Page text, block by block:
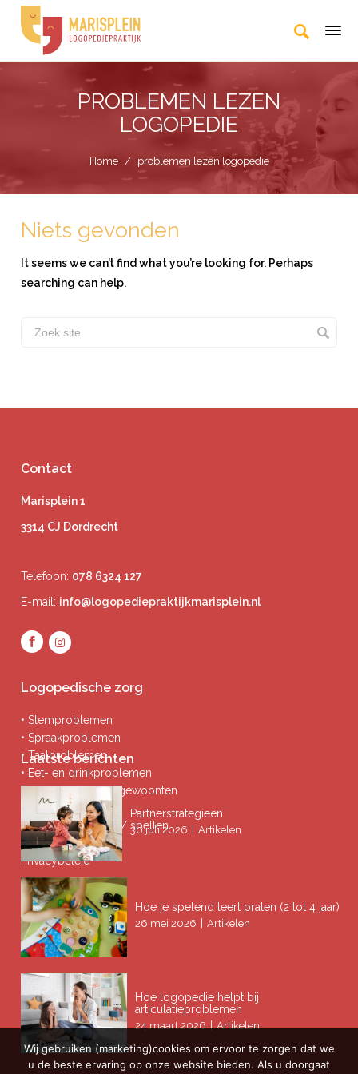
PROBLEMEN LEZEN
LOGOPEDIE
Home / problemen lezen logopedie
Niets gevonden
It seems we can’t find what you’re looking for. Perhaps
searching can help.
Contact
Marisplein 1
3314 CJ Dordrecht
Telefoon: 078 6324 127
E-mail: info@logopediepraktijkmarisplein.nl
Logopedische zorg
• Stemproblemen
• Spraakproblemen
• Taalproblemen
• Eet- en drinkproblemen
• Afwijkende mondgewoonten
• Ademproblemen
• Problemen lezen / spellen
Privacybeleid
Laatste berichten
Partnerstrategieën
30 juli 2026 Artikelen
Hoe je spelend leert praten (2 tot 4 jaar)
26 mei 2026 Artikelen
Hoe logopedie helpt bij
articulatieproblemen
24 maart 2026 Artikelen
Wij gebruiken (marketing)cookies om ervoor te zorgen dat we
u de beste ervaring op onze website bieden. Als u doorgaat